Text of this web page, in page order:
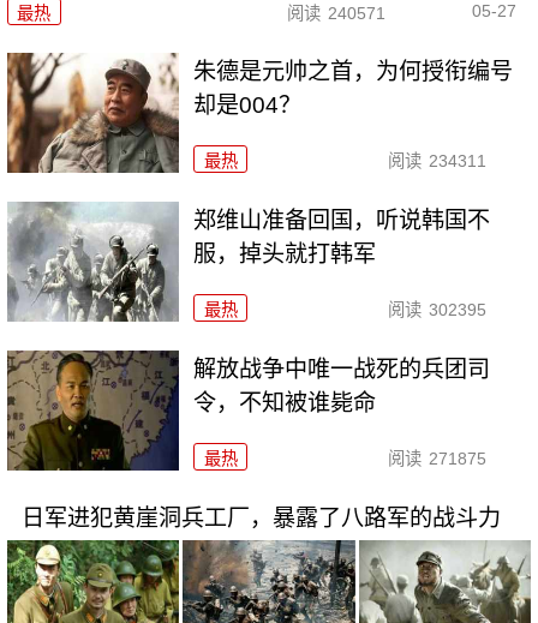
最热 阅读 240571 05-27
朱德是元帅之首，为何授衔编号
却是004？
最热 阅读 234311
郑维山准备回国，听说韩国不
服，掉头就打韩军
最热 阅读 302395
解放战争中唯一战死的兵团司
令，不知被谁毙命
最热 阅读 271875
日军进犯黄崖洞兵工厂，暴露了八路军的战斗力